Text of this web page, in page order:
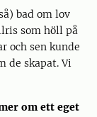
bad om lov
som höll på
och sen kunde
de skapat. Vi
om ett eget